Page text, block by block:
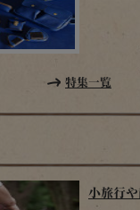
特集一覧
小旅行